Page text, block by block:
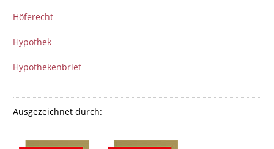
Höferecht
Hypothek
Hypothekenbrief
Ausgezeichnet durch: